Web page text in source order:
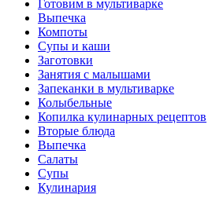
Готовим в мультиварке
Выпечка
Компоты
Супы и каши
Заготовки
Занятия с малышами
Запеканки в мультиварке
Колыбельные
Копилка кулинарных рецептов
Вторые блюда
Выпечка
Салаты
Супы
Кулинария